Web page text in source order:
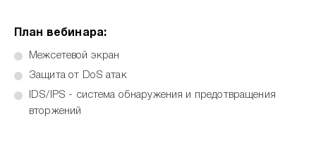
План вебинара:
Межсетевой экран
Защита от DoS атак
IDS/IPS - система обнаружения и предотвращения
вторжений